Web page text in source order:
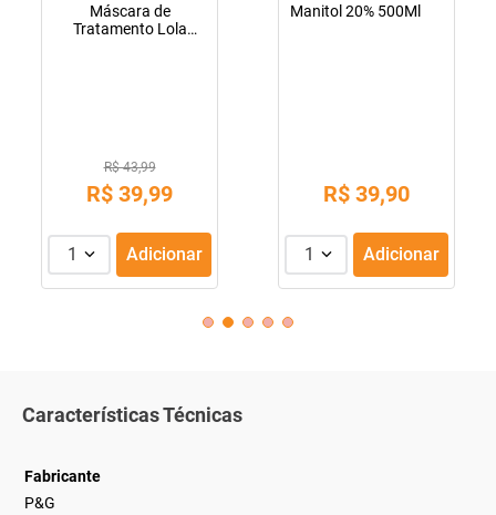
Máscara de
Tratamento Lola
R$ 43,99
R$ 39,99
1 Adicionar
Manitol 20% 500Ml
R$ 39,90
1 Adicionar
Características Técnicas
Fabricante
P&G